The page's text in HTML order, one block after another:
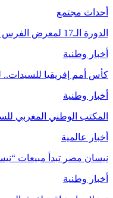
أحداث مجتمع
الدورة الـ17 لمعرض الفرس بالجديدة.. المحاضرات العلمية…
أخبار وطنية
كأس أمم إفريقيا
أخبار وطنية
المكتب الوطني المغربي
أخبار عالمية
نيسان مصر تبدأ مبيعات
أخبار وطنية